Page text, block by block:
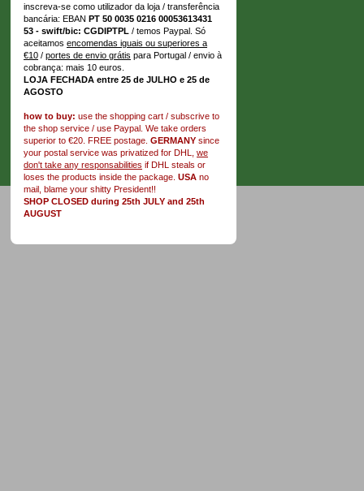
inscreva-se como utilizador da loja / transferência
bancária: EBAN PT 50 0035 0216 00053613431
53 - swift/bic: CGDIPTPL / temos Paypal. Só
aceitamos encomendas iguais ou superiores a
€10 / portes de envio grátis para Portugal / envio à
cobrança: mais 10 euros.
LOJA FECHADA entre 25 de JULHO e 25 de
AGOSTO
how to buy: use the shopping cart / subscrive to
the shop service / use Paypal. We take orders
superior to €20. FREE postage. GERMANY since
your postal service was privatized for DHL, we
don't take any responsabilities if DHL steals or
loses the products inside the package. USA no
mail, blame your shitty President!!
SHOP CLOSED during 25th JULY and 25th
AUGUST